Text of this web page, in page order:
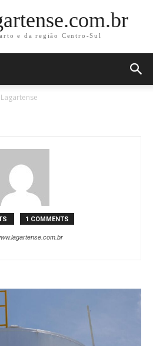
e da região Centro-Sul
1 COMMENTS